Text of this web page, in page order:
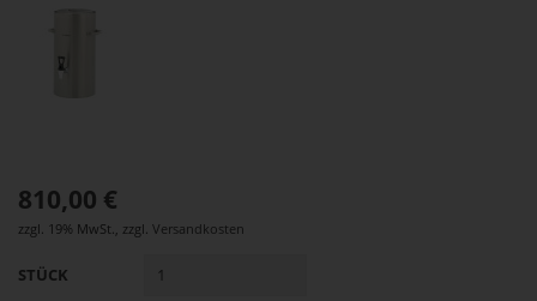
810,00 €
zzgl. 19% MwSt., zzgl. Versandkosten
STÜCK